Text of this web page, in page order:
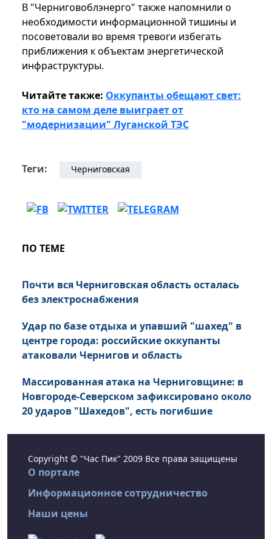
В "Черниговоблэнерго" также напомнили о
необходимости информационной тишины и
посоветовали во время тревоги избегать
приближения к объектам энергетической
инфраструктуры.
Читайте также: Оккупанты обещают свет:
кто на самом деле выиграет от
"модернизации" Луганской ТЭС
Теги: Черниговская
ПО ТЕМЕ
Почти вся Черниговская область осталась
без электроснабжения
Удар по базе отдыха и упавший "шахед" в
центре города: российские оккупанты
атаковали Чернигов и область
Массированная атака на Черниговщине: в
Новгороде-Северском зафиксировано около
20 ударов "Шахедов", есть погибшие
Copyright © "Час Пик" 2009 Все права защищены
О портале
Информационное сотрудничество
Наши цены